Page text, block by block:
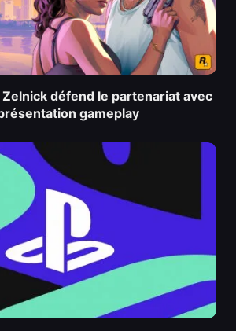
Zelnick défend le partenariat avec
gameplay